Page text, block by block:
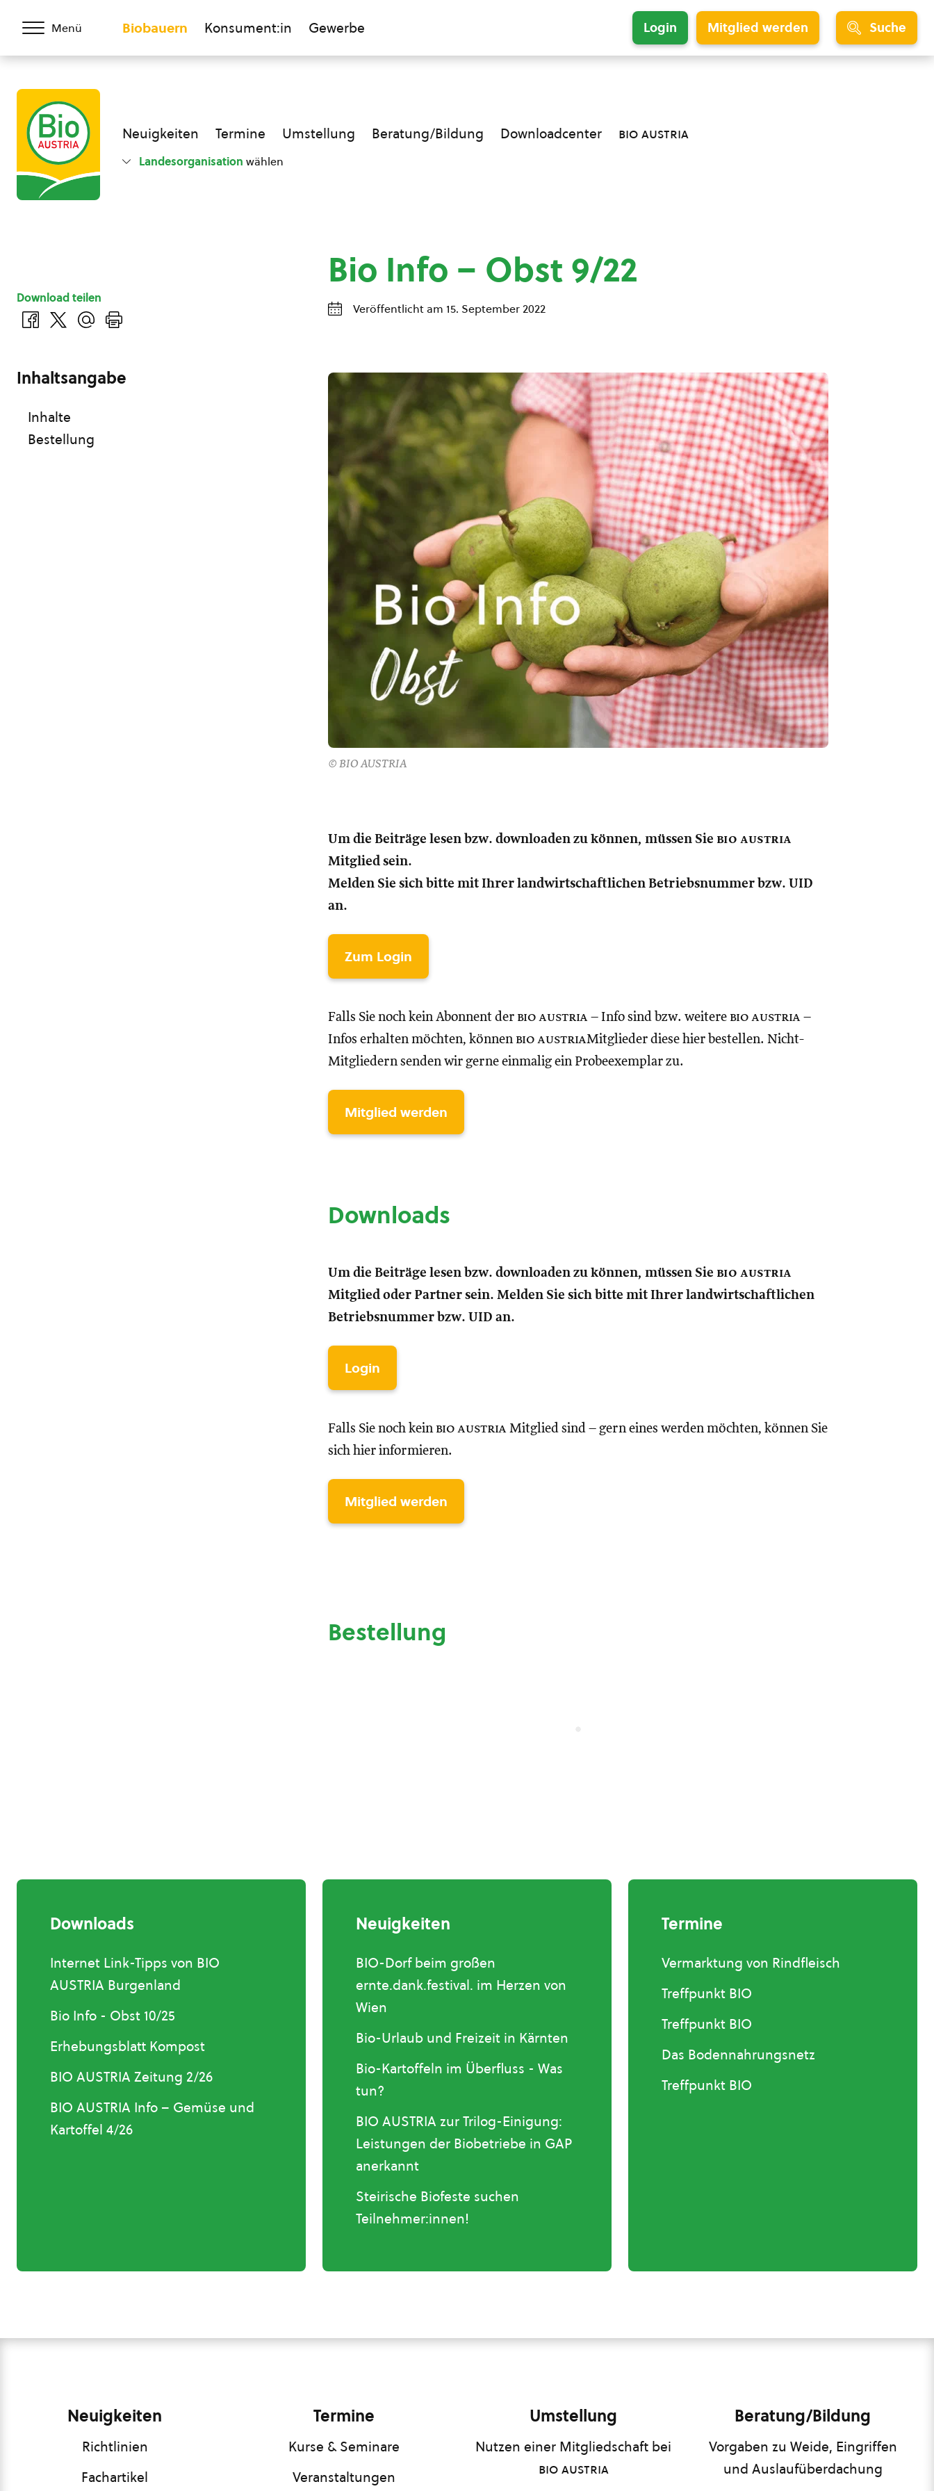
Menü Biobauern Konsument:in Gewerbe Login Mitglied werden Suche
Neuigkeiten Termine Umstellung Beratung/Bildung Downloadcenter bio austria
Landesorganisation wählen
Bio Info – Obst 9/22
Veröffentlicht am 15. September 2022
© BIO AUSTRIA
Um die Beiträge lesen bzw. downloaden zu können, müssen Sie bio austria
Mitglied sein.
Melden Sie sich bitte mit Ihrer landwirtschaftlichen Betriebsnummer bzw. UID
an.
Zum Login
Falls Sie noch kein Abonnent der bio austria – Info sind bzw. weitere bio austria –
Infos erhalten möchten, können bio austriaMitglieder diese hier bestellen. Nicht-
Mitgliedern senden wir gerne einmalig ein Probeexemplar zu.
Mitglied werden
Downloads
Um die Beiträge lesen bzw. downloaden zu können, müssen Sie bio austria
Mitglied oder Partner sein. Melden Sie sich bitte mit Ihrer landwirtschaftlichen
Betriebsnummer bzw. UID an.
Login
Falls Sie noch kein bio austria Mitglied sind – gern eines werden möchten, können Sie
sich hier informieren.
Mitglied werden
Bestellung
Download teilen
Inhaltsangabe
Inhalte
Bestellung
Downloads
Internet Link-Tipps von BIO
AUSTRIA Burgenland
Bio Info - Obst 10/25
Erhebungsblatt Kompost
BIO AUSTRIA Zeitung 2/26
BIO AUSTRIA Info – Gemüse und
Kartoffel 4/26
Neuigkeiten
BIO-Dorf beim großen
ernte.dank.festival. im Herzen von
Wien
Bio-Urlaub und Freizeit in Kärnten
Bio-Kartoffeln im Überfluss - Was
tun?
BIO AUSTRIA zur Trilog-Einigung:
Leistungen der Biobetriebe in GAP
anerkannt
Steirische Biofeste suchen
Teilnehmer:innen!
Termine
Vermarktung von Rindfleisch
Treffpunkt BIO
Treffpunkt BIO
Das Bodennahrungsnetz
Treffpunkt BIO
Neuigkeiten
Richtlinien
Fachartikel
Termine
Kurse & Seminare
Veranstaltungen
Umstellung
Nutzen einer Mitgliedschaft bei
bio austria
Beratung/Bildung
Vorgaben zu Weide, Eingriffen
und Auslaufüberdachung